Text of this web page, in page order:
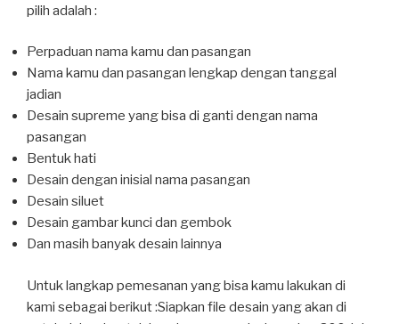
pilih adalah :
Perpaduan nama kamu dan pasangan
Nama kamu dan pasangan lengkap dengan tanggal
jadian
Desain supreme yang bisa di ganti dengan nama
pasangan
Bentuk hati
Desain dengan inisial nama pasangan
Desain siluet
Desain gambar kunci dan gembok
Dan masih banyak desain lainnya
Untuk langkap pemesanan yang bisa kamu lakukan di
kami sebagai berikut :Siapkan file desain yang akan di